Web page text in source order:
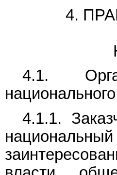
4.
4.1.
4.1.1.